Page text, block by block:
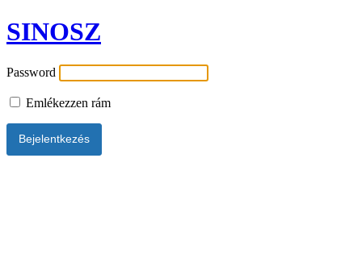
SINOSZ
Password
Emlékezzen rám